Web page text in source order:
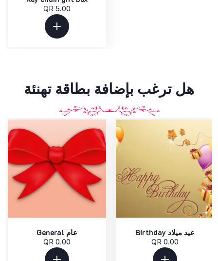
QR 5.00
هل ترغب بإضافة بطاقة تهنئة
General عام
QR 0.00
Birthday عيد ميلاد
QR 0.00